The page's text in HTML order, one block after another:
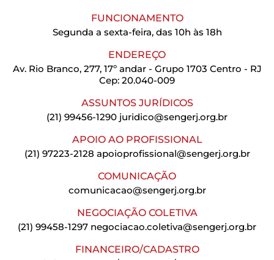
FUNCIONAMENTO
Segunda a sexta-feira, das 10h às 18h
ENDEREÇO
Av. Rio Branco, 277, 17º andar - Grupo 1703 Centro - RJ
Cep: 20.040-009
ASSUNTOS JURÍDICOS
(21) 99456-1290 juridico@sengerj.org.br
APOIO AO PROFISSIONAL
(21) 97223-2128 apoioprofissional@sengerj.org.br
COMUNICAÇÃO
comunicacao@sengerj.org.br
NEGOCIAÇÃO COLETIVA
(21) 99458-1297 negociacao.coletiva@sengerj.org.br
FINANCEIRO/CADASTRO